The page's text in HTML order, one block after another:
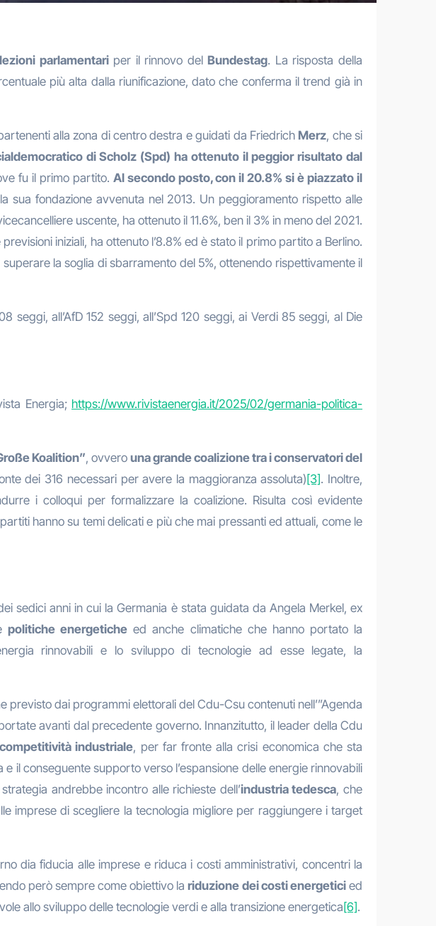
parlamentariper il rinnovo delBundestag. La risposta della
più alta dalla riunificazione, dato che conferma il trend già in
alla zona di centro destra e guidati da FriedrichMerz, che si
di Scholz (Spd) ha ottenuto il peggior risultato dal
fu il primo partito. Al secondo posto, con il 20.8% si è piazzato il
sua fondazione avvenuta nel 2013. Un peggioramento rispetto alle
uscente, ha ottenuto il 11.6%, ben il 3% in meno del 2021.
iniziali, ha ottenuto l’8.8% ed è stato il primo partito a Berlino.
la soglia di sbarramento del 5%, ottenendo rispettivamente il
all’AfD 152 seggi, all’Spd 120 seggi, ai Verdi 85 seggi, al Die
Energia; https://www.rivistaenergia.it/2025/02/germania-politica-
Koalition”, ovvero una grande coalizione tra i conservatori del
dei 316 necessari per avere la maggioranza assoluta)[3]. Inoltre,
i colloqui per formalizzare la coalizione. Risulta così evidente
hanno su temi delicati e più che mai pressanti ed attuali, come le
sedici anni in cui la Germania è stata guidata da Angela Merkel, ex
politiche energetiche ed anche climatiche che hanno portato la
rinnovabili e lo sviluppo di tecnologie ad esse legate, la
dai programmi elettorali del Cdu-Csu contenuti nell’”Agenda
avanti dal precedente governo. Innanzitutto, il leader della Cdu
competitività industriale, per far fronte alla crisi economica che sta
il conseguente supporto verso l’espansione delle energie rinnovabili
andrebbe incontro alle richieste dell’industria tedesca, che
imprese di scegliere la tecnologia migliore per raggiungere i target
dia fiducia alle imprese e riduca i costi amministrativi, concentri la
però sempre come obiettivo lariduzione dei costi energeticied
allo sviluppo delle tecnologie verdi e alla transizione energetica[6].